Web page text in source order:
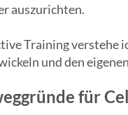
auszurichten.
Training verstehe
und den
für